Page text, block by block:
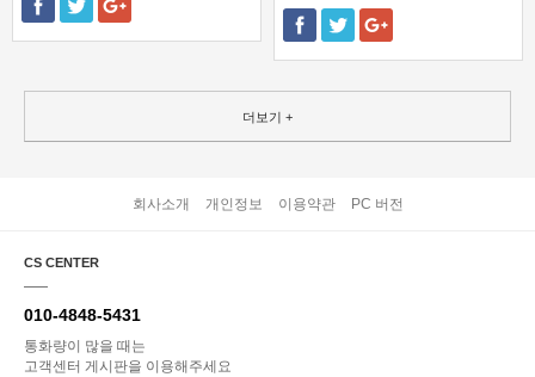
더보기 +
회사소개 개인정보 이용약관 PC 버전
CS CENTER
010-4848-5431
통화량이 많을 때는
고객센터 게시판을 이용해주세요